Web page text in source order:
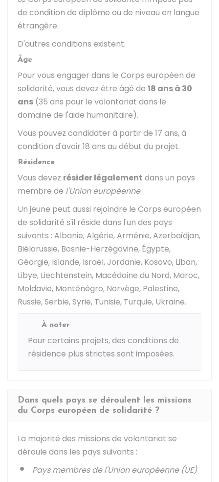
de condition de diplôme ou de niveau en langue
étrangère.
D'autres conditions existent.
Âge
Pour vous engager dans le Corps européen de
solidarité, vous devez être âgé de 18 ans à 30
ans (35 ans pour le volontariat dans le
domaine de l'aide humanitaire).
Vous pouvez candidater à partir de 17 ans, à
condition d'avoir 18 ans au début du projet.
Résidence
Vous devez résider légalement dans un pays
membre de l'Union européenne.
Un jeune peut aussi rejoindre le Corps européen
de solidarité s'il réside dans l'un des pays
suivants : Albanie, Algérie, Arménie, Azerbaïdjan,
Biélorussie, Bosnie-Herzégovine, Égypte,
Géorgie, Islande, Israël, Jordanie, Kosovo, Liban,
Libye, Liechtenstein, Macédoine du Nord, Maroc,
Moldavie, Monténégro, Norvège, Palestine,
Russie, Serbie, Syrie, Tunisie, Turquie, Ukraine.
À noter
Pour certains projets, des conditions de
résidence plus strictes sont imposées.
Dans quels pays se déroulent les missions
du Corps européen de solidarité ?
La majorité des missions de volontariat se
déroule dans les pays suivants :
Pays membres de l'Union européenne (UE)